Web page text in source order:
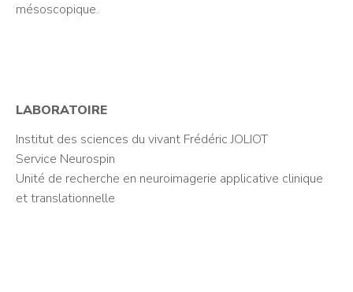
mésoscopique.
LABORATOIRE
Institut des sciences du vivant Frédéric JOLIOT
Service Neurospin
Unité de recherche en neuroimagerie applicative clinique
et translationnelle